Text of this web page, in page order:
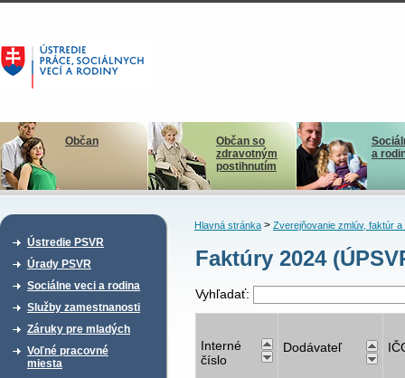
Občan
Občan so
zdravotným
postihnutím
a
Ústredie PSVR
Úrady PSVR
Sociálne veci a rodina
Služby zamestnanosti
Záruky pre mladých
Voľné pracovné
miesta
Hlavná stránka> Zverejňovanie zmlúv, faktúr a
Faktúry 2024
Vyhľadať:
Interné
číslo
Dodávateľ